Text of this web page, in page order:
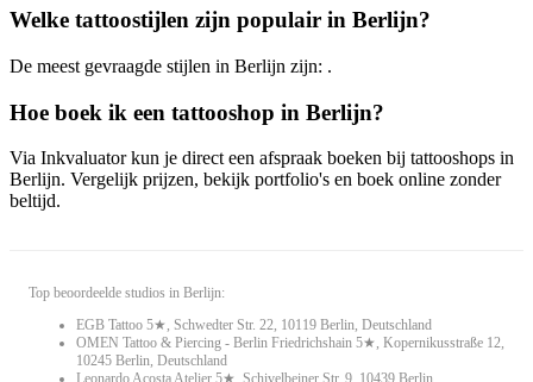
Welke tattoostijlen zijn populair in Berlijn?
De meest gevraagde stijlen in Berlijn zijn: .
Hoe boek ik een tattooshop in Berlijn?
Via Inkvaluator kun je direct een afspraak boeken bij tattooshops in
Berlijn. Vergelijk prijzen, bekijk portfolio's en boek online zonder
beltijd.
Top beoordeelde studios in Berlijn:
EGB Tattoo 5★, Schwedter Str. 22, 10119 Berlin, Deutschland
OMEN Tattoo & Piercing - Berlin Friedrichshain 5★, Kopernikusstraße 12,
10245 Berlin, Deutschland